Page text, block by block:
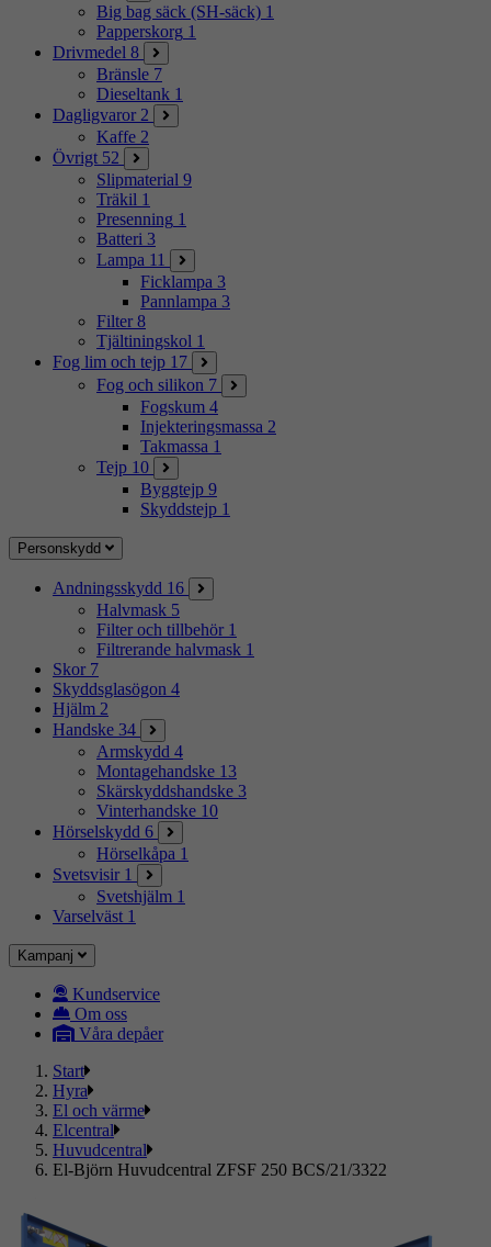
Big bag säck (SH-säck) 1
Papperskorg 1
Drivmedel 8
Bränsle 7
Dieseltank 1
Dagligvaror 2
Kaffe 2
Övrigt 52
Slipmaterial 9
Träkil 1
Presenning 1
Batteri 3
Lampa 11
Ficklampa 3
Pannlampa 3
Filter 8
Tjältiningskol 1
Fog lim och tejp 17
Fog och silikon 7
Fogskum 4
Injekteringsmassa 2
Takmassa 1
Tejp 10
Byggtejp 9
Skyddstejp 1
Personskydd
Andningsskydd 16
Halvmask 5
Filter och tillbehör 1
Filtrerande halvmask 1
Skor 7
Skyddsglasögon 4
Hjälm 2
Handske 34
Armskydd 4
Montagehandske 13
Skärskyddshandske 3
Vinterhandske 10
Hörselskydd 6
Hörselkåpa 1
Svetsvisir 1
Svetshjälm 1
Varselväst 1
Kampanj
Kundservice
Om oss
Våra depåer
Start
Hyra
El och värme
Elcentral
Huvudcentral
El-Björn Huvudcentral ZFSF 250 BCS/21/3322